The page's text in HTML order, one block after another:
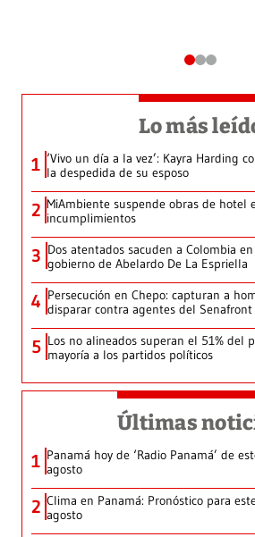
Lo más
1 ‘Vivo un día a la vez’: Kayra Harding
la despedida de su esposo
2 MiAmbiente suspende obras de hotel
incumplimientos
3 Dos atentados sacuden a Colombia
gobierno de Abelardo De La Espriella
4 Persecución en Chepo: capturan a
disparar contra agentes del Senafront
5 Los no alineados superan el 51% del
mayoría a los partidos políticos
Últimas
1 Panamá hoy de ‘Radio Panamá’ de
agosto
2 Clima en Panamá: Pronóstico para
agosto